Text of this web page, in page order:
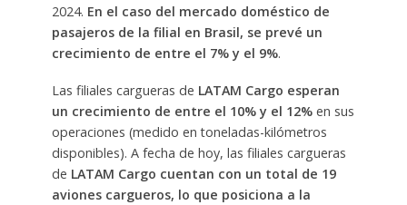
2024. En el caso del mercado doméstico de
pasajeros de la filial en Brasil, se prevé un
crecimiento de entre el 7% y el 9%.
Las filiales cargueras de LATAM Cargo esperan
un crecimiento de entre el 10% y el 12%en sus
operaciones (medido en toneladas-kilómetros
disponibles). A fecha de hoy, las filiales cargueras
de LATAM Cargo cuentan con un total de 19
aviones cargueros, lo que posiciona a la